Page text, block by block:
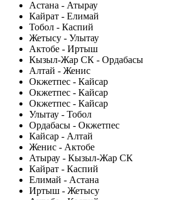
Астана - Атырау
Кайрат - Елимай
Тобол - Каспий
Жетысу - Улытау
Актобе - Иртыш
Кызыл-Жар СК - Ордабасы
Алтай - Женис
Окжетпес - Кайсар
Окжетпес - Кайсар
Окжетпес - Кайсар
Улытау - Тобол
Ордабасы - Окжетпес
Кайсар - Алтай
Женис - Актобе
Атырау - Кызыл-Жар СК
Кайрат - Каспий
Елимай - Астана
Иртыш - Жетысу